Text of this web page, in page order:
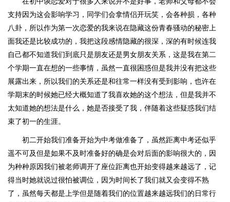
支持因为这会影响学习，同学们会拿情侣开玩笑，会各种损，各种
八卦，所以作为第一次恋爱的我来说在隐藏这份青春骚动的秘密上
面我还是比较成功的，我把这段感情隐藏的很深，深的有时候连我
自己都不知道我们到底只是朋友还是男女朋友关系，这是我在第二
个学期一直在想的一些事情，虽然一直很困惑但是我并没有把这些
展露出来，所以我们的关系还是和往常一样没有受到影响，也许在
学期末的时候她已经大概知道了我喜欢她的这个想法，但是我并不
太知道她的想法是什么，她是否接受了我，伴随着这些疑惑我们结
束了初一的生涯。
初二开始我们准备开始为中考做准备了，虽然距离中考还似乎
遥不可及但是如果不及时准备好的确是会对后面的影响很大的，因
为种种原因我们被老师调开了座位距离也开始变得越来越远了，记
得当时她就说过很怕被调位，因为时间长了我们就又会变得不熟
了，虽然每天都是上学但是随着我们的位置越来越远我们的日常行